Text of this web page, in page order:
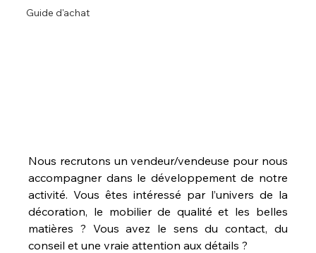
Guide d'achat
Nous recrutons un vendeur/vendeuse pour nous
accompagner dans le développement de notre
activité. Vous êtes intéressé par l’univers de la
décoration, le mobilier de qualité et les belles
matières ? Vous avez le sens du contact, du
conseil et une vraie attention aux détails ?